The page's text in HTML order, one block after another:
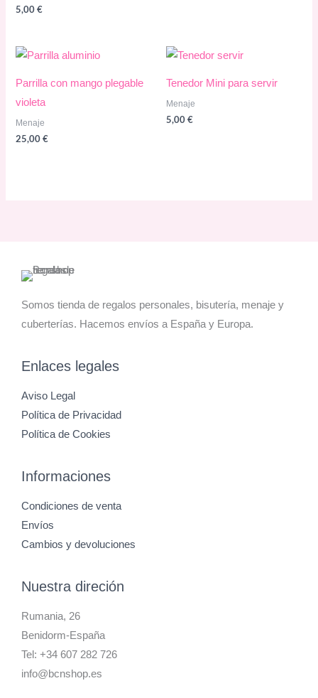
5,00€
Parrilla con mango plegable
violeta
Menaje
25,00€
Tenedor Mini para servir
Menaje
5,00€
Somos tienda de regalos personales, bisutería, menaje y
cuberterías. Hacemos envíos a España y Europa.
Enlaces legales
Aviso Legal
Política de Privacidad
Política de Cookies
Informaciones
Condiciones de venta
Envíos
Cambios y devoluciones
Nuestra direción
Rumania, 26
Benidorm-España
Tel: +34 607 282 726
info@bcnshop.es